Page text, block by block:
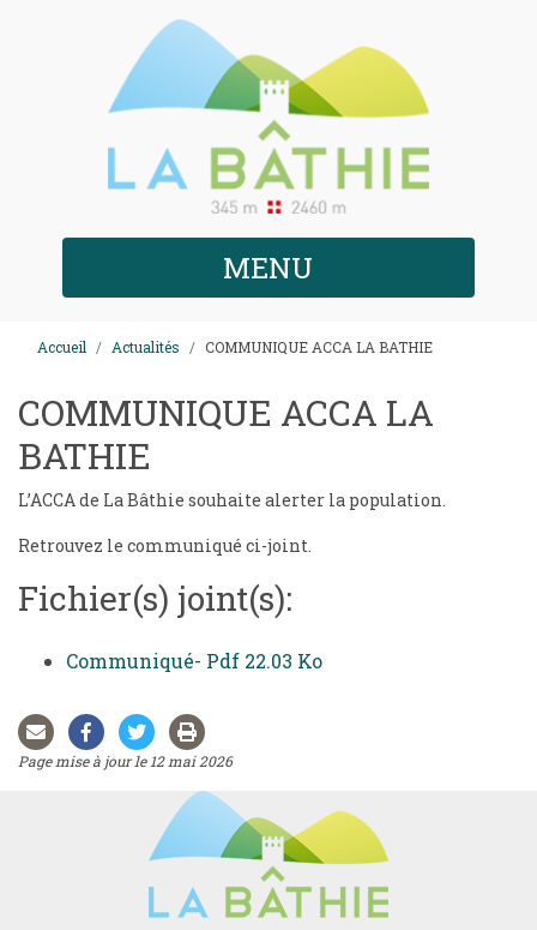
MENU
Accueil Actualités COMMUNIQUE ACCA LA BATHIE
COMMUNIQUE ACCA LA
BATHIE
L’ACCA de La Bâthie souhaite alerter la population.
Retrouvez le communiqué ci-joint.
Fichier(s) joint(s):
Communiqué- Pdf 22.03 Ko
Page mise à jour le 12 mai 2026